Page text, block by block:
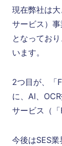
現在弊社は
サービス）
となってお
います。
2つ目が、「
に、AI、
サービス（
今後はSES